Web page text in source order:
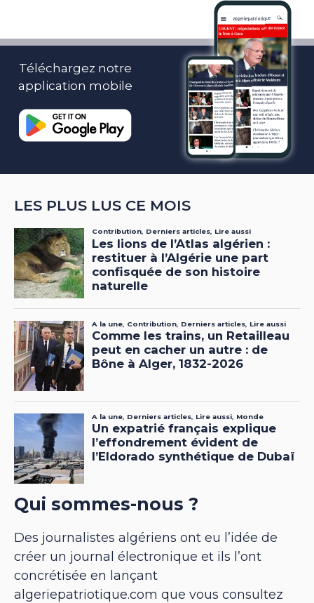
Téléchargez notre
application mobile
LES PLUS LUS CE MOIS
Qui sommes-nous ?
Des journalistes algériens ont eu l’idée de
créer un journal électronique et ils l’ont
concrétisée en lançant
algeriepatriotique.com que vous consultez